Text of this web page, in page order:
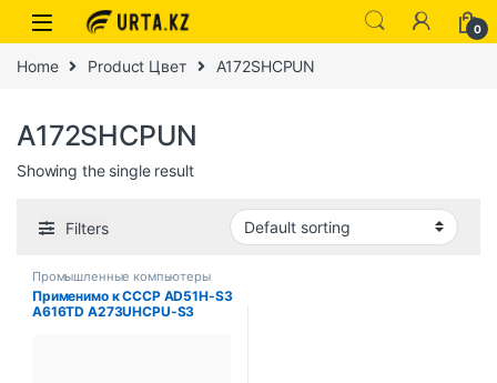
0
Home Product Цвет A172SHCPUN
A172SHCPUN
Showing the single result
Filters
Промышленные компьютеры
Применимо к СССР AD51H-S3
A616TD A273UHCPU-S3